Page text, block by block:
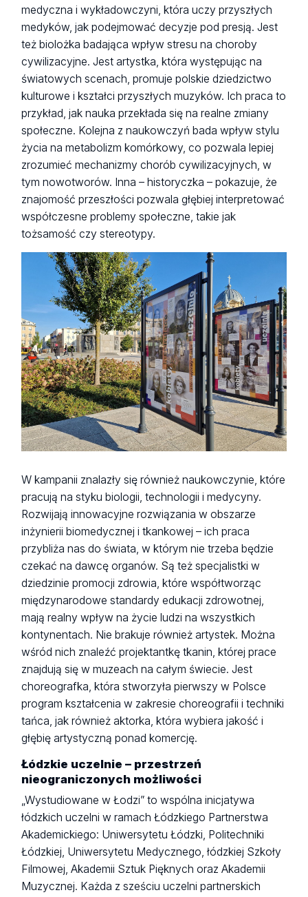
medyczna i wykładowczyni, która uczy przyszłych
medyków, jak podejmować decyzje pod presją. Jest
też biolożka badająca wpływ stresu na choroby
cywilizacyjne. Jest artystka, która występując na
światowych scenach, promuje polskie dziedzictwo
kulturowe i kształci przyszłych muzyków. Ich praca to
przykład, jak nauka przekłada się na realne zmiany
społeczne. Kolejna z naukowczyń bada wpływ stylu
życia na metabolizm komórkowy, co pozwala lepiej
zrozumieć mechanizmy chorób cywilizacyjnych, w
tym nowotworów. Inna – historyczka – pokazuje, że
znajomość przeszłości pozwala głębiej interpretować
współczesne problemy społeczne, takie jak
tożsamość czy stereotypy.
W kampanii znalazły się również naukowczynie, które
pracują na styku biologii, technologii i medycyny.
Rozwijają innowacyjne rozwiązania w obszarze
inżynierii biomedycznej i tkankowej – ich praca
przybliża nas do świata, w którym nie trzeba będzie
czekać na dawcę organów. Są też specjalistki w
dziedzinie promocji zdrowia, które współtworząc
międzynarodowe standardy edukacji zdrowotnej,
mają realny wpływ na życie ludzi na wszystkich
kontynentach. Nie brakuje również artystek. Można
wśród nich znaleźć projektantkę tkanin, której prace
znajdują się w muzeach na całym świecie. Jest
choreografka, która stworzyła pierwszy w Polsce
program kształcenia w zakresie choreografii i techniki
tańca, jak również aktorka, która wybiera jakość i
głębię artystyczną ponad komercję.
Łódzkie uczelnie – przestrzeń
nieograniczonych możliwości
„Wystudiowane w Łodzi” to wspólna inicjatywa
łódzkich uczelni w ramach Łódzkiego Partnerstwa
Akademickiego: Uniwersytetu Łódzki, Politechniki
Łódzkiej, Uniwersytetu Medycznego, łódzkiej Szkoły
Filmowej, Akademii Sztuk Pięknych oraz Akademii
Muzycznej. Każda z sześciu uczelni partnerskich